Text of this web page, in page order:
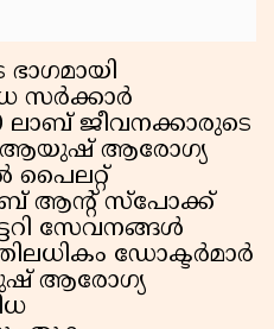
സര്‍ക്കാര്‍
ലാബ് ജീവനക്കാരുടെ
ആയുഷ് ആരോഗ്യ
പൈലറ്റ്
ആന്റ് സ്‌പോക്ക്
സേവനങ്ങള്‍
ഡോക്ടര്‍മാര്‍
ആരോഗ്യ